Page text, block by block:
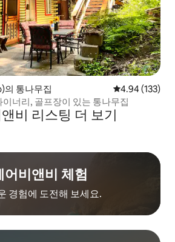
의 통나무집 평점 4.94점(5
4.94 (133)
너리, 골프장이 있는 통나무집
비 리스팅 더 보기
어비앤비 체험
경험에 도전해 보세요.